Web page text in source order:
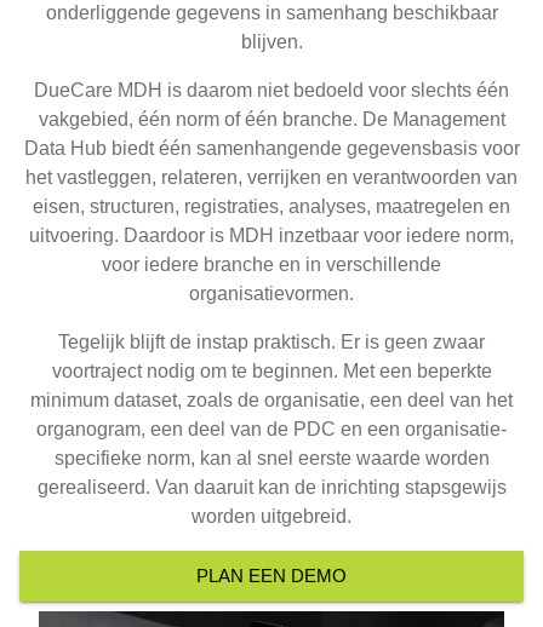
onderliggende gegevens in samenhang beschikbaar
blijven.
DueCare MDH is daarom niet bedoeld voor slechts één
vakgebied, één norm of één branche. De Management
Data Hub biedt één samenhangende gegevensbasis voor
het vastleggen, relateren, verrijken en verantwoorden van
eisen, structuren, registraties, analyses, maatregelen en
uitvoering. Daardoor is MDH inzetbaar voor iedere norm,
voor iedere branche en in verschillende
organisatievormen.
Tegelijk blijft de instap praktisch. Er is geen zwaar
voortraject nodig om te beginnen. Met een beperkte
minimum dataset, zoals de organisatie, een deel van het
organogram, een deel van de PDC en een organisatie-
specifieke norm, kan al snel eerste waarde worden
gerealiseerd. Van daaruit kan de inrichting stapsgewijs
worden uitgebreid.
PLAN EEN DEMO